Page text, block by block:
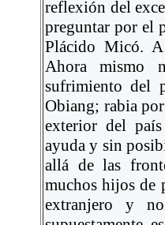
reflexión del
preguntar por el
Plácido Micó.
Ahora mismo
sufrimiento del
Obiang; rabia
exterior del
ayuda y sin
allá de las
muchos hijos de
extranjero y